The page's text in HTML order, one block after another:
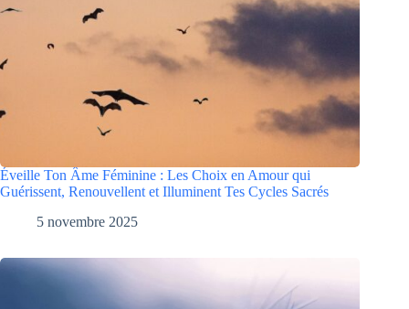
Éveille Ton Âme Féminine : Les Choix en Amour qui
Guérissent, Renouvellent et Illuminent Tes Cycles Sacrés
5 novembre 2025